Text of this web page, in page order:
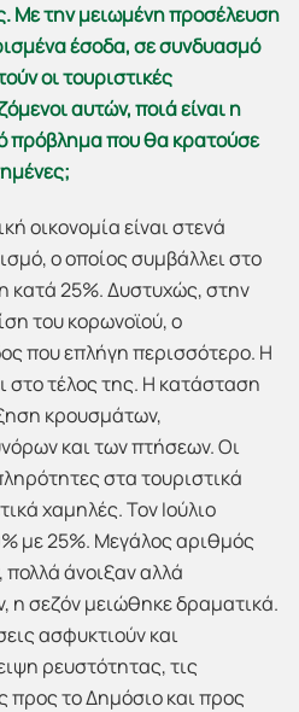
Με την μειωμένη προσέλευση
έσοδα, σε συνδυασμό
οι τουριστικές
αυτών, ποιά είναι η
πρόβλημα που θα κρατούσε
οικονομία είναι στενά
ο οποίος συμβάλλει στο
κατά 25%. Δυστυχώς, στην
του κορωνοϊού, ο
που επλήγη περισσότερο. Η
στο τέλος της. Η κατάσταση
κρουσμάτων,
και των πτήσεων. Οι
στα τουριστικά
χαμηλές. Τον Ιούλιο
με 25%. Μεγάλος αριθμός
πολλά άνοιξαν αλλά
η σεζόν μειώθηκε δραματικά.
ασφυκτιούν και
ρευστότητας, τις
προς το Δημόσιο και προς